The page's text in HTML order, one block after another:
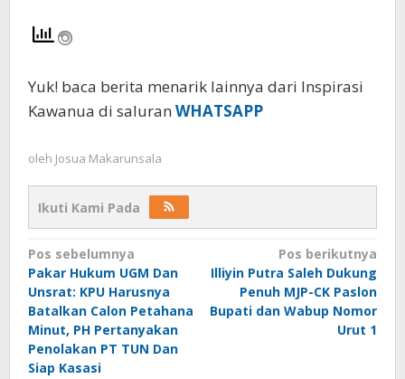
Yuk! baca berita menarik lainnya dari Inspirasi
Kawanua di saluran WHATSAPP
oleh Josua Makarunsala
Ikuti Kami Pada
Navigasi
pos
Pos sebelumnya
Pakar Hukum UGM Dan
Unsrat: KPU Harusnya
Batalkan Calon Petahana
Minut, PH Pertanyakan
Penolakan PT TUN Dan
Siap Kasasi
Pos berikutnya
Illiyin Putra Saleh Dukung
Penuh MJP-CK Paslon
Bupati dan Wabup Nomor
Urut 1